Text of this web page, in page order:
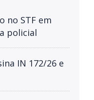
no STF em
policial
IN 172/26 e